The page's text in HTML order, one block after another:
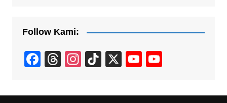
Follow Kami:
F
c
T
e
In
a
Ti
T
X
Y
u
u